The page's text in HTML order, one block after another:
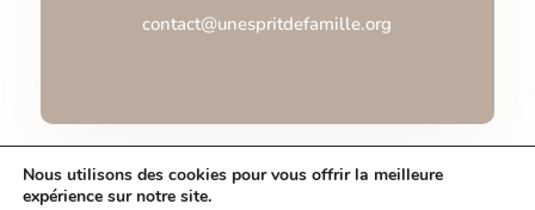
contact@unespritdefamille.org
Nous utilisons des cookies pour vous offrir la meilleure
expérience sur notre site.